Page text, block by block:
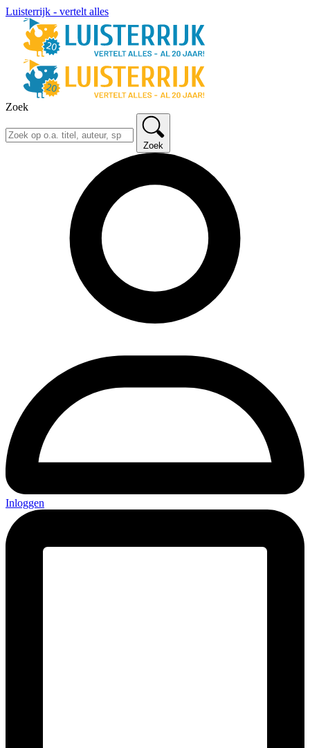
Luisterrijk - vertelt alles
Zoek
Zoek
Inloggen